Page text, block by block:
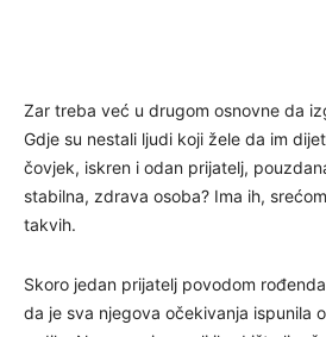
Zar treba već u drugom osnovne da
Gdje su nestali ljudi koji žele da im
čovjek, iskren i odan prijatelj,
stabilna, zdrava osoba? Ima ih,
takvih.
Skoro jedan prijatelj povodom
da je sva njegova očekivanja ispunila